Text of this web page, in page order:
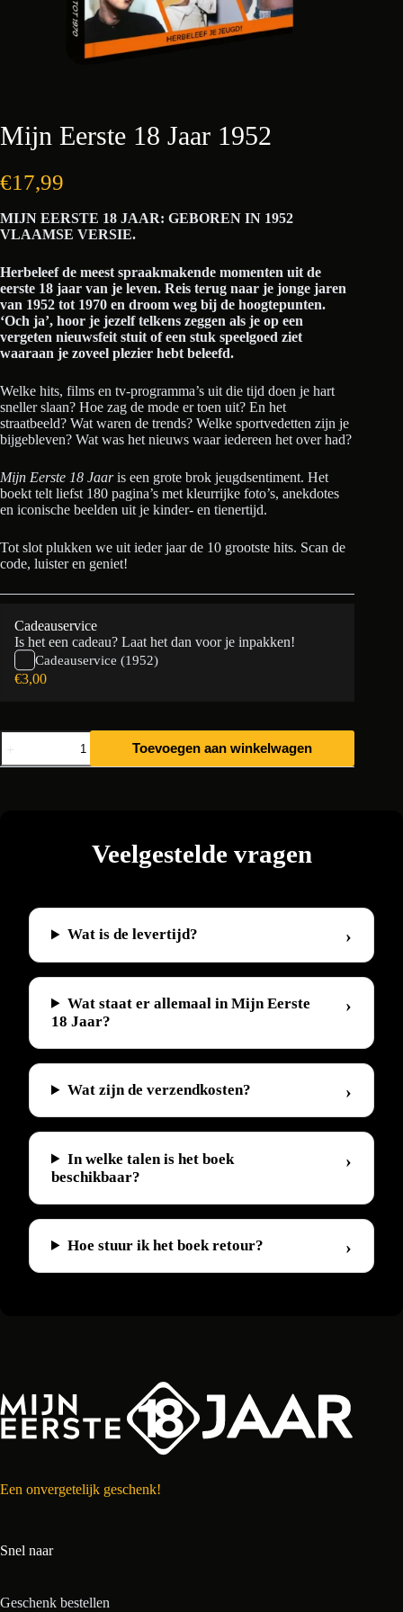
Mijn Eerste 18 Jaar 1952
€17,99
MIJN EERSTE 18 JAAR: GEBOREN IN 1952
VLAAMSE VERSIE.
Herbeleef de meest spraakmakende momenten uit de
eerste 18 jaar van je leven. Reis terug naar je jonge jaren
van 1952 tot 1970 en droom weg bij de hoogtepunten.
‘Och ja’, hoor je jezelf telkens zeggen als je op een
vergeten nieuwsfeit stuit of een stuk speelgoed ziet
waaraan je zoveel plezier hebt beleefd.
Welke hits, films en tv-programma’s uit die tijd doen je hart
sneller slaan? Hoe zag de mode er toen uit? En het
straatbeeld? Wat waren de trends? Welke sportvedetten zijn je
bijgebleven? Wat was het nieuws waar iedereen het over had?
Mijn Eerste 18 Jaaris een grote brok jeugdsentiment. Het
boekt telt liefst 180 pagina’s met kleurrijke foto’s, anekdotes
en iconische beelden uit je kinder- en tienertijd.
Tot slot plukken we uit ieder jaar de 10 grootste hits. Scan de
code, luister en geniet!
Cadeauservice
Is het een cadeau? Laat het dan voor je inpakken!
Cadeauservice (1952)
€3,00
Mijn
Eerste
18
Toevoegen aan winkelwagen
Veelgestelde vragen
Wat is de levertijd?
Wat staat er allemaal in Mijn Eerste
18 Jaar?
Wat zijn de verzendkosten?
In welke talen is het boek
beschikbaar?
Hoe stuur ik het boek retour?
Een onvergetelijk geschenk!
Snel naar
Geschenk bestellen